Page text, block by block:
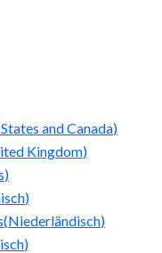
and Canada)
Kingdom)
)
)
(Niederländisch)
)